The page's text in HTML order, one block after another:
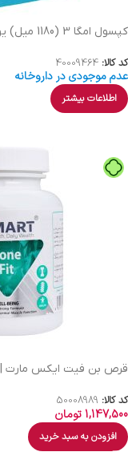
کپسول امگا 3 (1180 میل) یوروویتال | 30 عددی
کد کالا: 40009464
عدم موجودی در داروخانه
اطلاعات بیشتر
قرص بن فیت ایکس مارت | 60 عدد
کد کالا: 50008989
1,147,500تومان
افزودن به سبد خرید